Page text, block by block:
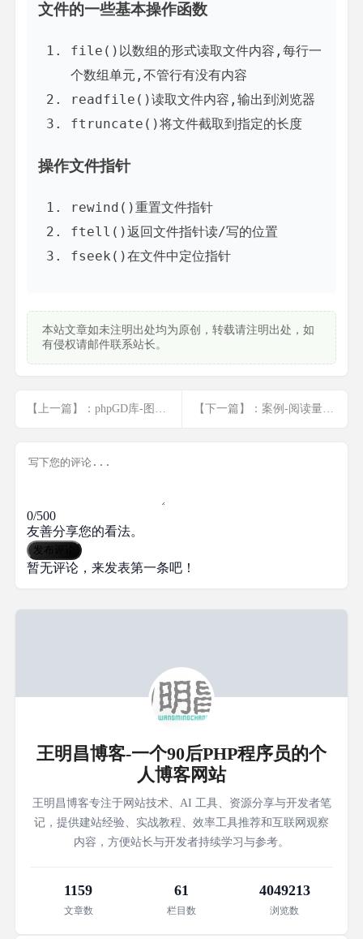
文件的一些基本操作函数
file()以数组的形式读取文件内容,每行一
个数组单元,不管行有没有内容
readfile()读取文件内容,输出到浏览器
ftruncate()将文件截取到指定的长度
操作文件指针
rewind()重置文件指针
ftell()返回文件指针读/写的位置
fseek()在文件中定位指针
本站文章如未注明出处均为原创，转载请注明出处，如
有侵权请邮件联系站长。
0/500
友善分享您的看法。
发布评论
暂无评论，来发表第一条吧！
王明昌博客-一个90后PHP程序员的个
人博客网站
王明昌博客专注于网站技术、AI 工具、资源分享与开发者笔
记，提供建站经验、实战教程、效率工具推荐和互联网观察
内容，方便站长与开发者持续学习与参考。
1159
文章数
61
栏目数
4049213
浏览数